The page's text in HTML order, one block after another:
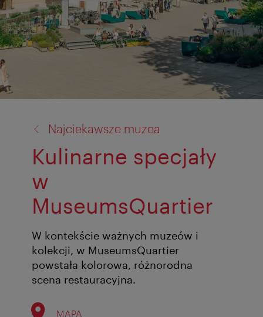
Najciekawsze muzea
Kulinarne specjały
w
MuseumsQuartier
W kontekście ważnych muzeów i
kolekcji, w MuseumsQuartier
powstała kolorowa, różnorodna
scena restauracyjna.
MAPA